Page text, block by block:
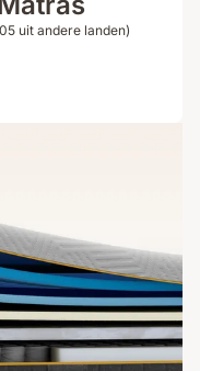
5 sterren 1480
uit andere landen)